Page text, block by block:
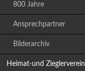
800 Jahre
Ansprechpartner
Bilderarchiv
Heimat-und Zieglerverein